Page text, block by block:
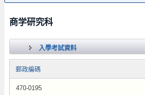
商学研究科
入學考試資料
郵政編碼
470-0195